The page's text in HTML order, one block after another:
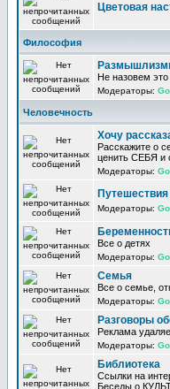
Цветовая
Философия
Не назовем
Модераторы:
Человечность
Хочу
Расскажите о
ценить СЕБЯ и
Модераторы:
Путешествия
Модераторы:
Все о детях
Модераторы:
Семья
Все о семье,
Модераторы:
Разговоры
Реклама
Модераторы:
Библиотека
Ссылки на
Беседы о